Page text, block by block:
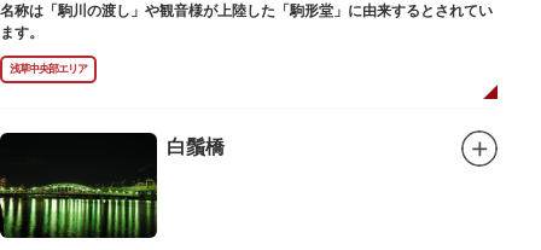
名称は「駒川の渡し」や観音様が上陸した「駒形堂」に由来するとされてい
ます。
浅草中央部エリア
白鬚橋